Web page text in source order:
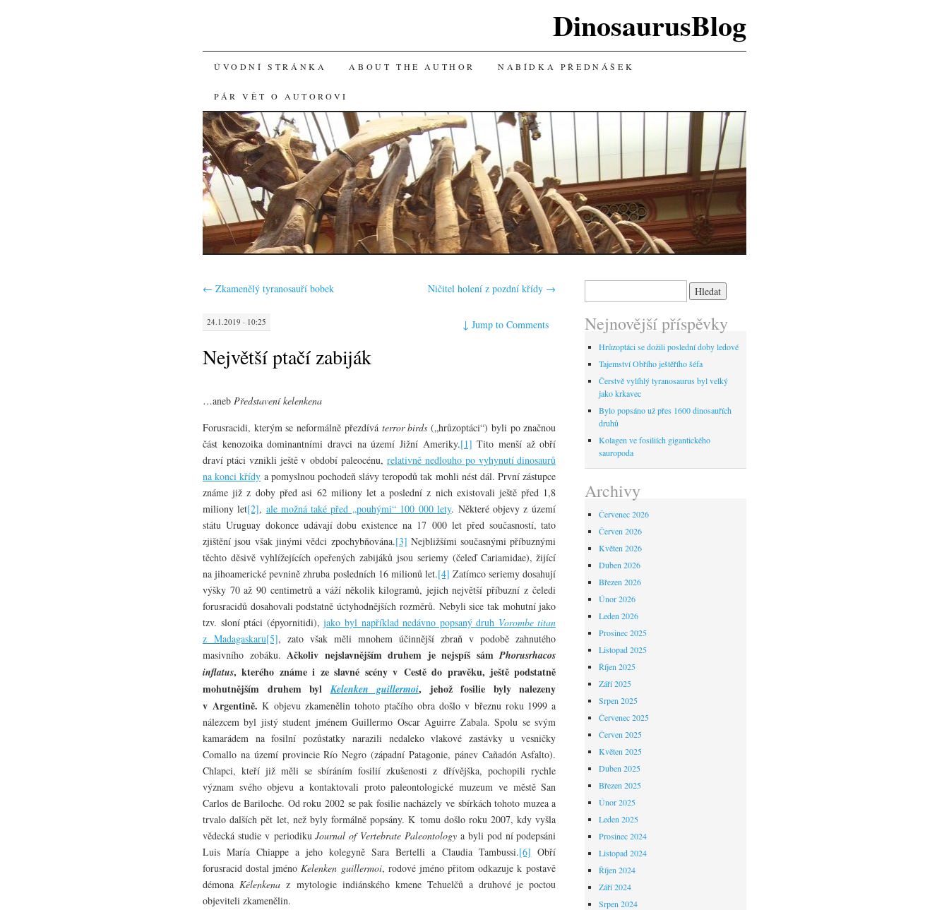
DinosaurusBlog
SKIP
TO
CONTENT
ÚVODNÍ STRÁNKA ABOUT THE AUTHOR NABÍDKA PŘEDNÁŠEK
PÁR VĚT O AUTOROVI
← Zkamenělý tyranosauří bobek Ničitel holení z pozdní křídy →
24.1.2019 · 10:25 ↓Jump to Comments
Největší ptačí zabiják
…aneb Představení kelenkena
Forusracidi, kterým se neformálně přezdívá terror birds („hrůzoptáci“) byli po značnou
část kenozoika dominantními dravci na území Jižní Ameriky.[1] Tito menší až obří
draví ptáci vznikli ještě v období paleocénu, relativně nedlouho po vyhynutí dinosaurů
na konci křídy a pomyslnou pochodeň slávy teropodů tak mohli nést dál. První zástupce
známe již z doby před asi 62 miliony let a poslední z nich existovali ještě před 1,8
miliony let[2], ale možná také před „pouhými“ 100 000 lety. Některé objevy z území
státu Uruguay dokonce udávají dobu existence na 17 000 let před současností, tato
zjištění jsou však jinými vědci zpochybňována.[3] Nejbližšími současnými příbuznými
těchto děsivě vyhlížejících opeřených zabijáků jsou seriemy (čeleď Cariamidae), žijící
na jihoamerické pevnině zhruba posledních 16 milionů let.[4] Zatímco seriemy dosahují
výšky 70 až 90 centimetrů a váží několik kilogramů, jejich největší příbuzní z čeledi
forusracidů dosahovali podstatně úctyhodnějších rozměrů. Nebyli sice tak mohutní jako
tzv. sloní ptáci (épyornitidi),jako byl například nedávno popsaný druh Vorombe titan
z Madagaskaru[5], zato však měli mnohem účinnější zbraň v podobě zahnutého
masivního zobáku. Ačkoliv nejslavnějším druhem je nejspíš sámPhorusrhacos
inflatus, kterého známe i ze slavné scény v Cestě do pravěku, ještě podstatně
mohutnějším druhem bylKelenken guillermoi, jehož fosilie byly nalezeny
v Argentině. K objevu zkamenělin tohoto ptačího obra došlo v březnu roku 1999 a
nálezcem byl jistý student jménem Guillermo Oscar Aguirre Zabala. Spolu se svým
kamarádem na fosilní pozůstatky narazili nedaleko vlakové zastávky u vesničky
Comallo na území provincie Río Negro (západní Patagonie, pánev Cañadón Asfalto).
Chlapci, kteří již měli se sbíráním fosilií zkušenosti z dřívějška, pochopili rychle
význam svého objevu a kontaktovali proto paleontologické muzeum ve městě San
Carlos de Bariloche. Od roku 2002 se pak fosilie nacházely ve sbírkách tohoto muzea a
trvalo dalších pět let, než byly formálně popsány. K tomu došlo roku 2007, kdy vyšla
vědecká studie v periodikuJournal of Vertebrate Paleontology a byli pod ní podepsáni
Luis María Chiappe a jeho kolegyně Sara Bertelli a Claudia Tambussi.[6] Obří
forusracid dostal jméno Kelenken guillermoi, rodové jméno přitom odkazuje k postavě
démona Kélenkenaz mytologie indiánského kmene Tehuelčů a druhové je poctou
objeviteli zkamenělin.
Nejnovější příspěvky
Hrůzoptáci se dožili poslední doby ledové
Tajemství Obřího ještěřího šéfa
Čerstvě vylíhlý tyranosaurus byl velký
jako krkavec
Bylo popsáno už přes 1600 dinosauřích
druhů
Kolagen ve fosiliích gigantického
sauropoda
Archivy
Červenec 2026
Červen 2026
Květen 2026
Duben 2026
Březen 2026
Únor 2026
Leden 2026
Prosinec 2025
Listopad 2025
Říjen 2025
Září 2025
Srpen 2025
Červenec 2025
Červen 2025
Květen 2025
Duben 2025
Březen 2025
Únor 2025
Leden 2025
Prosinec 2024
Listopad 2024
Říjen 2024
Září 2024
Srpen 2024